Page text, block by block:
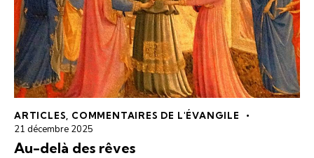
ARTICLES, COMMENTAIRES DE L'ÉVANGILE
21 décembre 2025
Au-delà des rêves